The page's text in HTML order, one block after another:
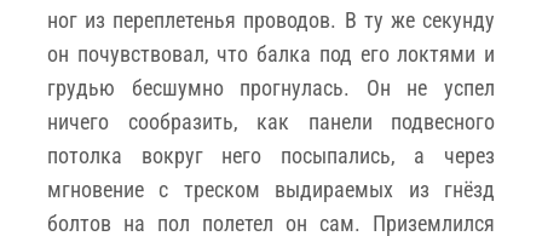
ног из переплетенья проводов. В ту же секунду
он почувствовал, что балка под его локтями и
грудью бесшумно прогнулась. Он не успел
ничего сообразить, как панели подвесного
потолка вокруг него посыпались, а через
мгновение с треском выдираемых из гнёзд
болтов на пол полетел он сам. Приземлился